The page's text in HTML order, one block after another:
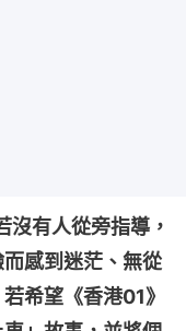
沒有人從旁指導，
感到迷茫、無從
希望《香港01》